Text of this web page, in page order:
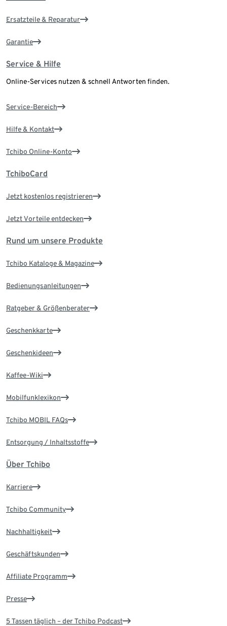
Ersatzteile & Reparatur
Garantie
Service & Hilfe
Online-Services nutzen & schnell Antworten finden.
Service-Bereich
Hilfe & Kontakt
Tchibo Online-Konto
TchiboCard
Jetzt kostenlos registrieren
Jetzt Vorteile entdecken
Rund um unsere Produkte
Tchibo Kataloge & Magazine
Bedienungsanleitungen
Ratgeber & Größenberater
Geschenkkarte
Geschenkideen
Kaffee-Wiki
Mobilfunklexikon
Tchibo MOBIL FAQs
Entsorgung / Inhaltsstoffe
Über Tchibo
Karriere
Tchibo Community
Nachhaltigkeit
Geschäftskunden
Affiliate Programm
Presse
5 Tassen täglich – der Tchibo Podcast